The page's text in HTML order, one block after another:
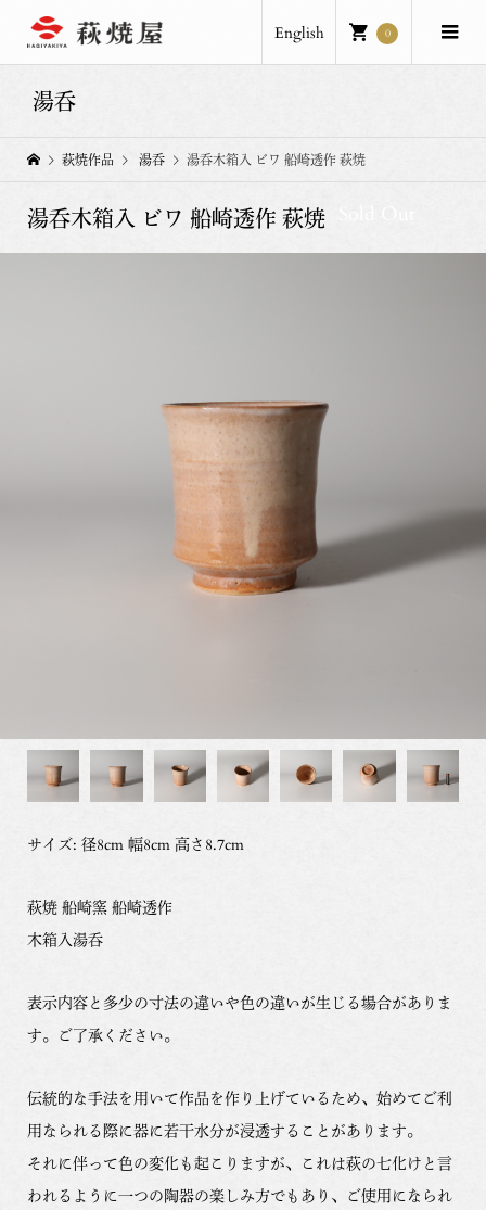
English 0
湯呑
萩焼作品 湯呑 湯呑木箱入 ビワ 船崎透作 萩焼
湯呑木箱入 ビワ 船崎透作 萩焼
サイズ: 径8cm 幅8cm 高さ8.7cm
萩焼 船崎窯 船崎透作
木箱入湯呑
表示内容と多少の寸法の違いや色の違いが生じる場合がありま
す。ご了承ください。
伝統的な手法を用いて作品を作り上げているため、始めてご利
用なられる際に器に若干水分が浸透することがあります。
それに伴って色の変化も起こりますが、これは萩の七化けと言
われるように一つの陶器の楽しみ方でもあり、ご使用になられ